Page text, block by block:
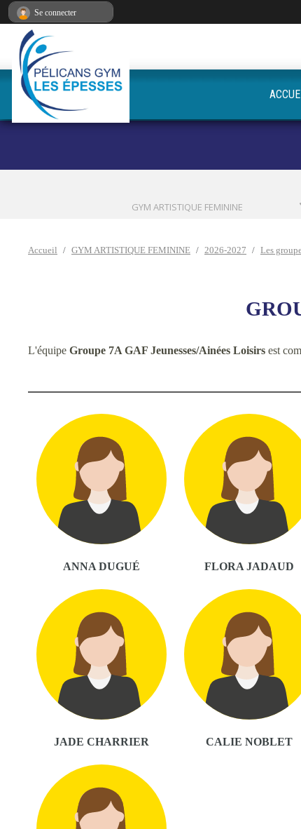
GYM ARTISTIQUE FEMININE
Accueil GYM ARTISTIQUE FEMININE 2026-2027 Les
L'équipe Groupe 7A GAF Jeunesses/Ainées Loisirs est
ANNA DUGUÉ FLORA JADAUD
JADE CHARRIER CALIE NOBLET
Se connecter
Panneau de gestion des cookies